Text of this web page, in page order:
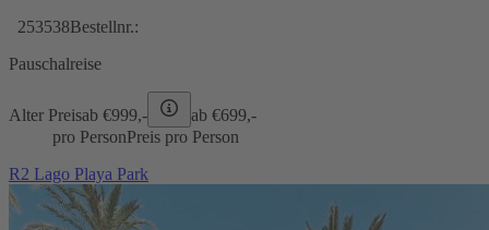
253538Bestellnr.:
Pauschalreise
Alter Preisab €999,- ab €699,-
pro PersonPreis pro Person
R2 Lago Playa Park